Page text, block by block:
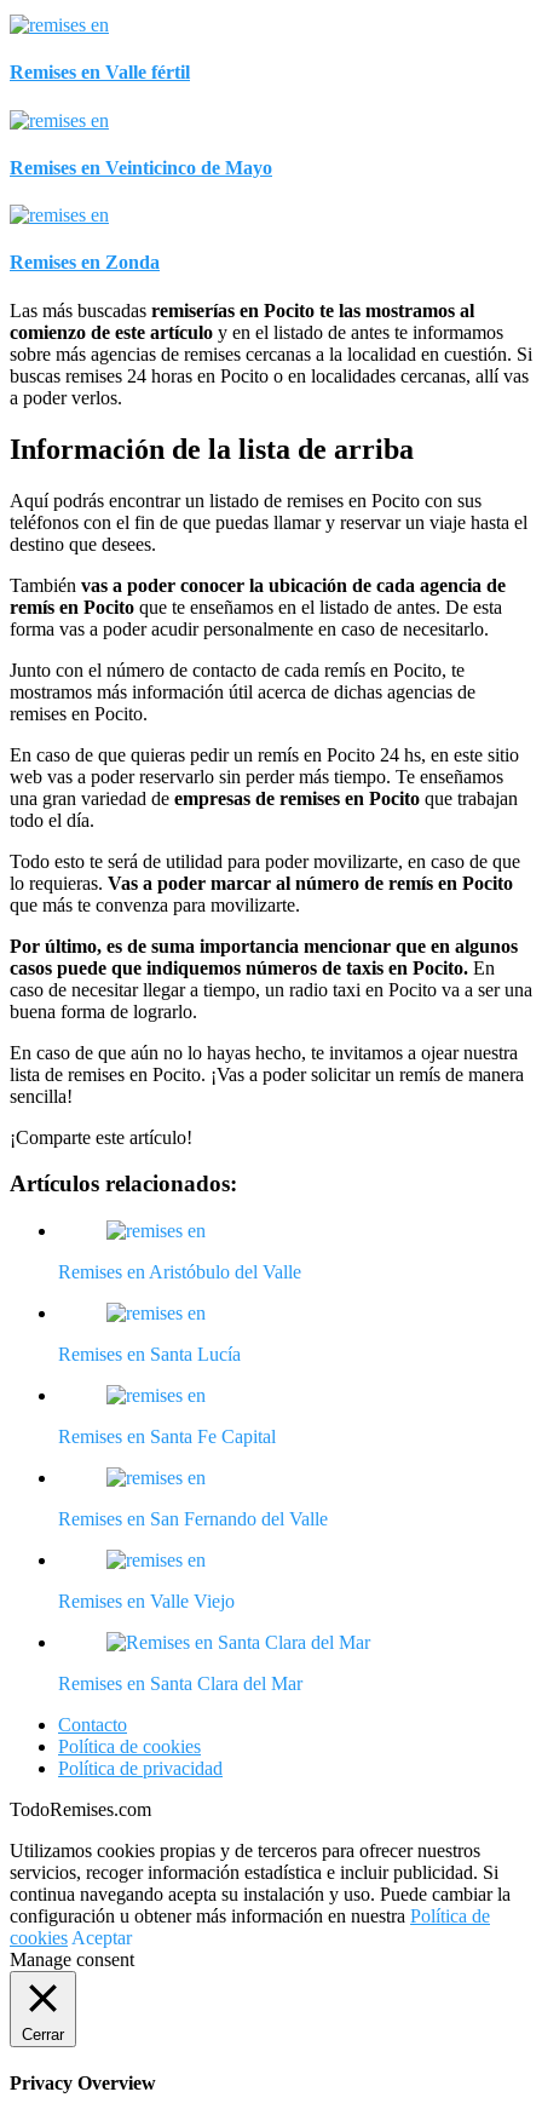
Remises en Valle fértil
Remises en Veinticinco de Mayo
Remises en Zonda
Las más buscadas remiserías en Pocito te las mostramos al
comienzo de este artículo y en el listado de antes te informamos
sobre más agencias de remises cercanas a la localidad en cuestión. Si
buscas remises 24 horas en Pocito o en localidades cercanas, allí vas
a poder verlos.
Información de la lista de arriba
Aquí podrás encontrar un listado de remises en Pocito con sus
teléfonos con el fin de que puedas llamar y reservar un viaje hasta el
destino que desees.
También vas a poder conocer la ubicación de cada agencia de
remís en Pocito que te enseñamos en el listado de antes. De esta
forma vas a poder acudir personalmente en caso de necesitarlo.
Junto con el número de contacto de cada remís en Pocito, te
mostramos más información útil acerca de dichas agencias de
remises en Pocito.
En caso de que quieras pedir un remís en Pocito 24 hs, en este sitio
web vas a poder reservarlo sin perder más tiempo. Te enseñamos
una gran variedad de empresas de remises en Pocito que trabajan
todo el día.
Todo esto te será de utilidad para poder movilizarte, en caso de que
lo requieras. Vas a poder marcar al número de remís en Pocito
que más te convenza para movilizarte.
Por último, es de suma importancia mencionar que en algunos
casos puede que indiquemos números de taxis en Pocito. En
caso de necesitar llegar a tiempo, un radio taxi en Pocito va a ser una
buena forma de lograrlo.
En caso de que aún no lo hayas hecho, te invitamos a ojear nuestra
lista de remises en Pocito. ¡Vas a poder solicitar un remís de manera
sencilla!
¡Comparte este artículo!
Artículos relacionados:
Remises en Aristóbulo del Valle
Remises en Santa Lucía
Remises en Santa Fe Capital
Remises en San Fernando del Valle
Remises en Valle Viejo
Remises en Santa Clara del Mar
Contacto
Política de cookies
Política de privacidad
TodoRemises.com
Utilizamos cookies propias y de terceros para ofrecer nuestros
servicios, recoger información estadística e incluir publicidad. Si
continua navegando acepta su instalación y uso. Puede cambiar la
configuración u obtener más información en nuestra Política de
cookies Aceptar
Manage consent
Cerrar
Privacy Overview